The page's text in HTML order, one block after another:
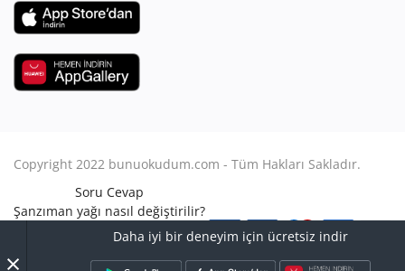
Daha iyi bir deneyim için ücretsiz indir
Copyright 2022 bunuokudum.com - Tüm Hakları Sakladır.
Soru Cevap
Şanzıman yağı nasıl değiştirilir?
Aile Hukuku
Avukat Nasıl Olunur?
Turbo arızası nasıl anlaşılır?